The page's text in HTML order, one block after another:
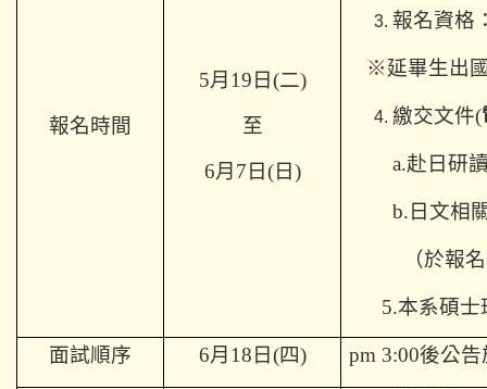
報名時間
5月19日(二)
至
6月7日(日)
報名資格
※延畢生出
繳交文件(
a.赴日研
b.日文相
（於報名
5.本系碩士
面試順序 6月18日(四) pm 3:00後公告